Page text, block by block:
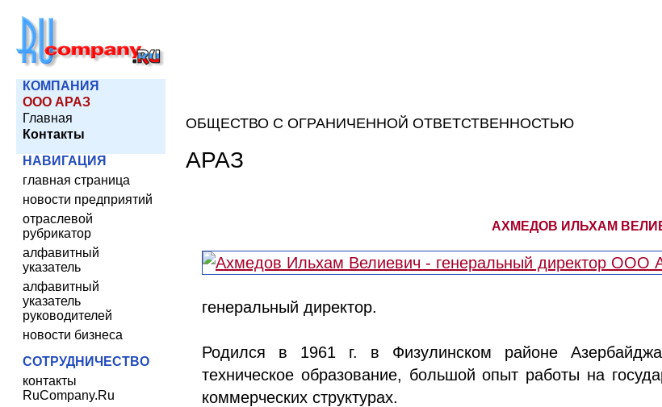
КОМПАНИЯ
ООО АРАЗ
Главная
Контакты
НАВИГАЦИЯ
главная страница
новости предприятий
отраслевой
рубрикатор
алфавитный
указатель
алфавитный
указатель
руководителей
новости бизнеса
СОТРУДНИЧЕСТВО
контакты
RuCompany.Ru
ОБЩЕСТВО С ОГРАНИЧЕННОЙ ОТВЕТСТВЕННОСТЬЮ
АРАЗ
АХМЕДОВ ИЛЬХАМ
генеральный директор.
Родился в 1961 г. в Физулинском районе
техническое образование, большой опыт работы на
коммерческих структурах.